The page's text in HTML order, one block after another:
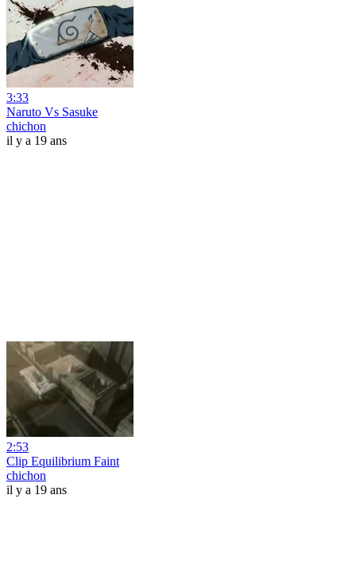
3:33
Naruto Vs Sasuke
chichon
il y a 19 ans
2:53
Clip Equilibrium Faint
chichon
il y a 19 ans